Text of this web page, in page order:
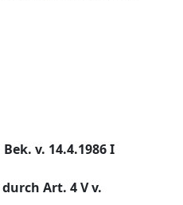
v. 14.4.1986 I
Art. 4 V v.